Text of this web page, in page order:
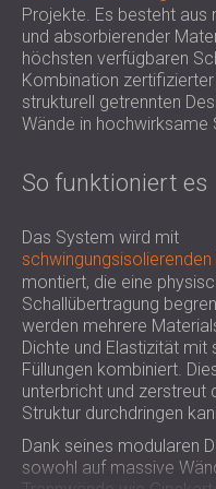
HALLEN
POLAND
FINLAND (FI)
РОССИЯ
USA (US)
SOUTH
Projekte. Es besteht aus
und absorbierender
höchsten verfügbaren
Kombination
strukturell getrennten
Wände in hochwirksame
So funktioniert es
Das System wird mit
schwingungsisolierenden
montiert, die eine
Schallübertragung
werden mehrere
Dichte und Elastizität mit
Füllungen kombiniert.
unterbricht und zerstreut
Struktur durchdringen
Dank seines modularen
sowohl auf massive